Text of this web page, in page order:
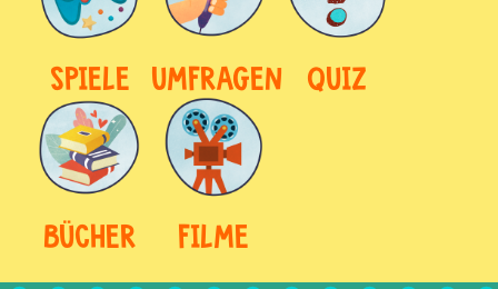
SPIELE UMFRAGEN QUIZ
BÜCHER FILME